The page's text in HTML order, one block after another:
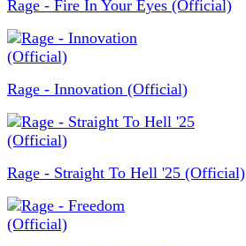
Rage - Fire In Your Eyes (Official)
Rage - Innovation (Official)
Rage - Straight To Hell '25 (Official)